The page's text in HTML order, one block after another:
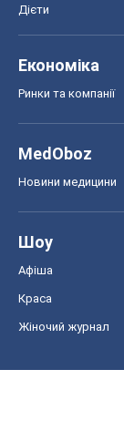
Дієти
Економіка
Ринки та компанії
MedOboz
Новини медицини
Шоу
Афіша
Краса
Жіночий журнал